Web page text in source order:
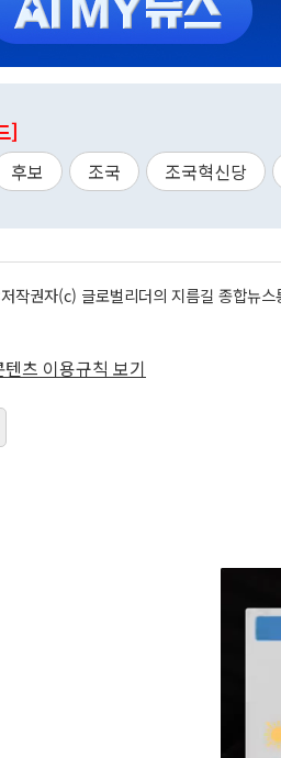
]
후보 조국 조국혁신당
작권자(c) 글로벌리더의 지름길 종합뉴
츠 이용규칙 보기